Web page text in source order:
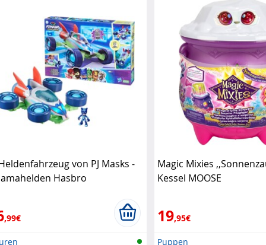
von PJ Masks -
Hasbro
,99€
Magic Mixies
Kessel MOOSE
19,95€
Puppen